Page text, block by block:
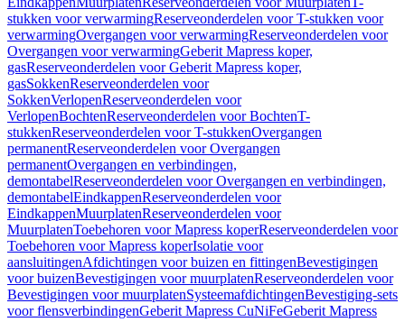
stukken voor verwarmingReserveonderdelen voor T-stukken voor
verwarmingOvergangen voor verwarmingReserveonderdelen voor
Overgangen voor verwarmingGeberit Mapress koper,
gasReserveonderdelen voor Geberit Mapress koper,
gasSokkenReserveonderdelen voor
SokkenVerlopenReserveonderdelen voor
VerlopenBochtenReserveonderdelen voor BochtenT-
stukkenReserveonderdelen voor T-stukkenOvergangen
permanentReserveonderdelen voor Overgangen
permanentOvergangen en verbindingen,
demontabelReserveonderdelen voor Overgangen en verbindingen,
demontabelEindkappenReserveonderdelen voor
EindkappenMuurplatenReserveonderdelen voor
MuurplatenToebehoren voor Mapress koperReserveonderdelen voor
Toebehoren voor Mapress koperIsolatie voor
aansluitingenAfdichtingen voor buizen en fittingenBevestigingen
voor buizenBevestigingen voor muurplatenReserveonderdelen voor
Bevestigingen voor muurplatenSysteemafdichtingenBevestiging-sets
voor flensverbindingenGeberit Mapress CuNiFeGeberit Mapress